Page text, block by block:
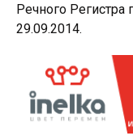
Речного
29.09.2014.